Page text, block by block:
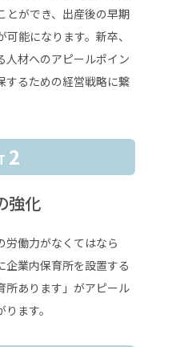
とができ、出産後の早期
能になります。新卒、
人材へのアピールポイン
するための経営戦略に繋
2
強化
労働力がなくてはなら
企業内保育所を設置する
所あります」がアピール
ます。